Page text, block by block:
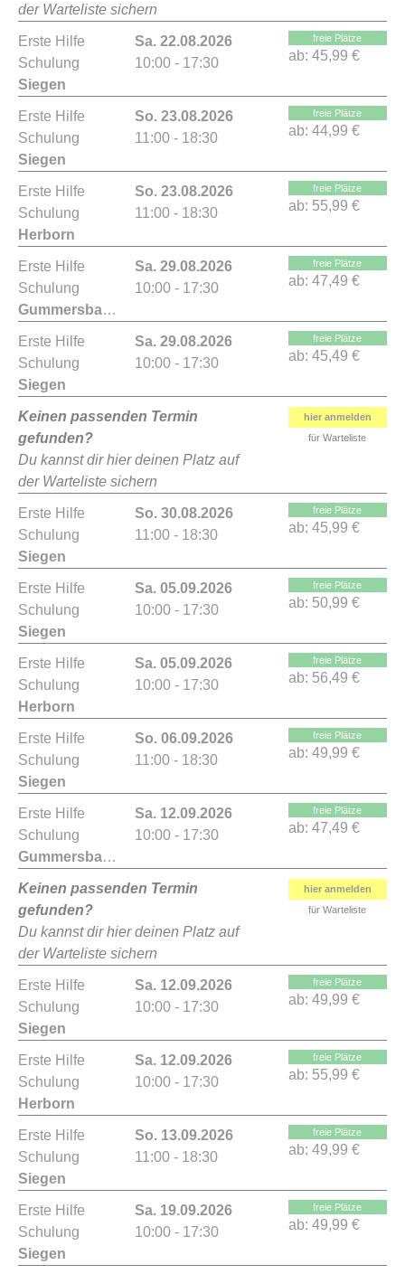
der Warteliste sichern
Erste Hilfe
Schulung
Siegen
Sa. 22.08.2026
10:00 - 17:30
freie Plätze
ab: 45,99 €
Erste Hilfe
Schulung
Siegen
So. 23.08.2026
11:00 - 18:30
freie Plätze
ab: 44,99 €
Erste Hilfe
Schulung
Herborn
So. 23.08.2026
11:00 - 18:30
freie Plätze
ab: 55,99 €
Erste Hilfe
Schulung
Gummersbach
Sa. 29.08.2026
10:00 - 17:30
freie Plätze
ab: 47,49 €
Erste Hilfe
Schulung
Siegen
Sa. 29.08.2026
10:00 - 17:30
freie Plätze
ab: 45,49 €
Keinen passenden Termin
gefunden?
Du kannst dir hier deinen Platz auf
der Warteliste sichern
hier anmelden
für Warteliste
Erste Hilfe
Schulung
Siegen
So. 30.08.2026
11:00 - 18:30
freie Plätze
ab: 45,99 €
Erste Hilfe
Schulung
Siegen
Sa. 05.09.2026
10:00 - 17:30
freie Plätze
ab: 50,99 €
Erste Hilfe
Schulung
Herborn
Sa. 05.09.2026
10:00 - 17:30
freie Plätze
ab: 56,49 €
Erste Hilfe
Schulung
Siegen
So. 06.09.2026
11:00 - 18:30
freie Plätze
ab: 49,99 €
Erste Hilfe
Schulung
Gummersbach
Sa. 12.09.2026
10:00 - 17:30
freie Plätze
ab: 47,49 €
Keinen passenden Termin
gefunden?
Du kannst dir hier deinen Platz auf
der Warteliste sichern
hier anmelden
für Warteliste
Erste Hilfe
Schulung
Siegen
Sa. 12.09.2026
10:00 - 17:30
freie Plätze
ab: 49,99 €
Erste Hilfe
Schulung
Herborn
Sa. 12.09.2026
10:00 - 17:30
freie Plätze
ab: 55,99 €
Erste Hilfe
Schulung
Siegen
So. 13.09.2026
11:00 - 18:30
freie Plätze
ab: 49,99 €
Erste Hilfe
Schulung
Siegen
Sa. 19.09.2026
10:00 - 17:30
freie Plätze
ab: 49,99 €